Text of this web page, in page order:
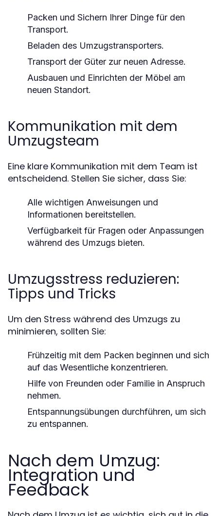
Packen und Sichern Ihrer Dinge für den
Transport.
Beladen des Umzugstransporters.
Transport der Güter zur neuen Adresse.
Ausbauen und Einrichten der Möbel am
neuen Standort.
Kommunikation mit dem
Umzugsteam
Eine klare Kommunikation mit dem Team ist
entscheidend. Stellen Sie sicher, dass Sie:
Alle wichtigen Anweisungen und
Informationen bereitstellen.
Verfügbarkeit für Fragen oder Anpassungen
während des Umzugs bieten.
Umzugsstress reduzieren:
Tipps und Tricks
Um den Stress während des Umzugs zu
minimieren, sollten Sie:
Frühzeitig mit dem Packen beginnen und sich
auf das Wesentliche konzentrieren.
Hilfe von Freunden oder Familie in Anspruch
nehmen.
Entspannungsübungen durchführen, um sich
zu entspannen.
Nach dem Umzug:
Integration und
Feedback